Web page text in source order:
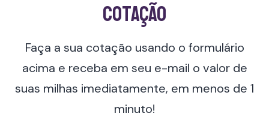
Cotação
Faça a sua cotação usando o formulário
acima e receba em seu e-mail o valor de
suas milhas imediatamente, em menos de 1
minuto!